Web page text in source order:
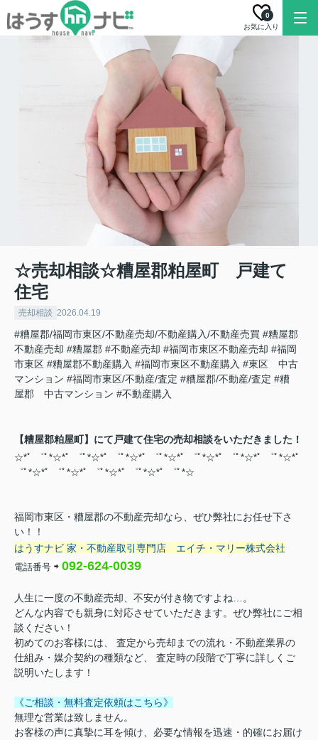
お気に入り
0
☆売却相談☆糟屋郡粕屋町 戸建て
住宅
売却相談 2026.04.19
#糟屋郡/福岡市東区/不動産売却/不動産購入/不動産売買 #糟屋郡
不動産売却 #糟屋郡 #不動産売却 #福岡市東区不動産売却 #福岡
市東区 #糟屋郡不動産購入 #福岡市東区不動産購入 #東区 中古
マンション #福岡市東区/不動産/査定 #糟屋郡/不動産/査定 #糟
屋郡 中古マンション #不動産購入
【糟屋郡粕屋町】にて戸建て住宅の売却相談をいただきました！
☆*ﾟ ゜ﾟ*☆*ﾟ ゜ﾟ*☆*ﾟ ゜ﾟ*☆*ﾟ ゜ﾟ*☆*ﾟ ゜ﾟ*☆*ﾟ ゜ﾟ*☆*ﾟ ゜ﾟ*☆*ﾟ
゜ﾟ*☆*ﾟ ゜ﾟ*☆*ﾟ ゜ﾟ*☆*ﾟ ゜ﾟ*☆*ﾟ ゜ﾟ*☆
福岡市東区・糟屋郡の不動産売却なら、ぜひ弊社にお任せ下さ
い！！
はうすナビ 家・不動産取引専門店 エイチ・マリー株式会社
電話番号 ⇨ 092-624-0039
人生に一度の不動産売却、不安が付き物ですよね…。
どんな内容でも親身に対応させていただきます。ぜひ弊社にご相
談ください！
初めてのお客様には、 査定から売却までの流れ・不動産業界の
仕組み・媒介契約の種類など、 査定時の段階で丁寧に詳しくご
説明いたします！
《ご相談・無料査定依頼はこちら》
無理な営業は致しません。
お客様の声に真摯に耳を傾け、必要な情報を迅速・的確にお届け